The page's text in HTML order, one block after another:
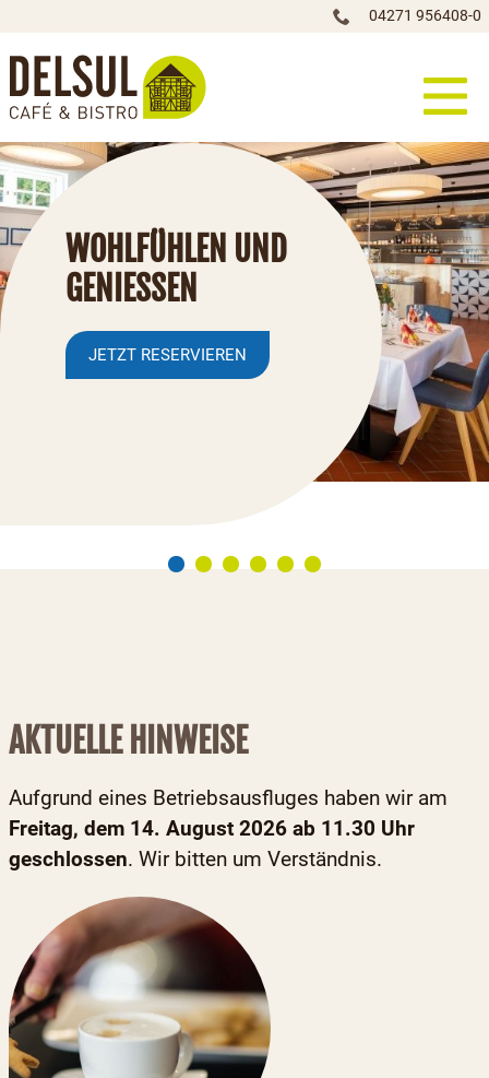
04271 956408-0
WOHLFÜHLEN UND
GENIESSEN
JETZT RESERVIEREN
AKTUELLE HINWEISE
Aufgrund eines Betriebsausfluges haben wir am
Freitag, dem 14. August 2026 ab 11.30 Uhr
geschlossen. Wir bitten um Verständnis.